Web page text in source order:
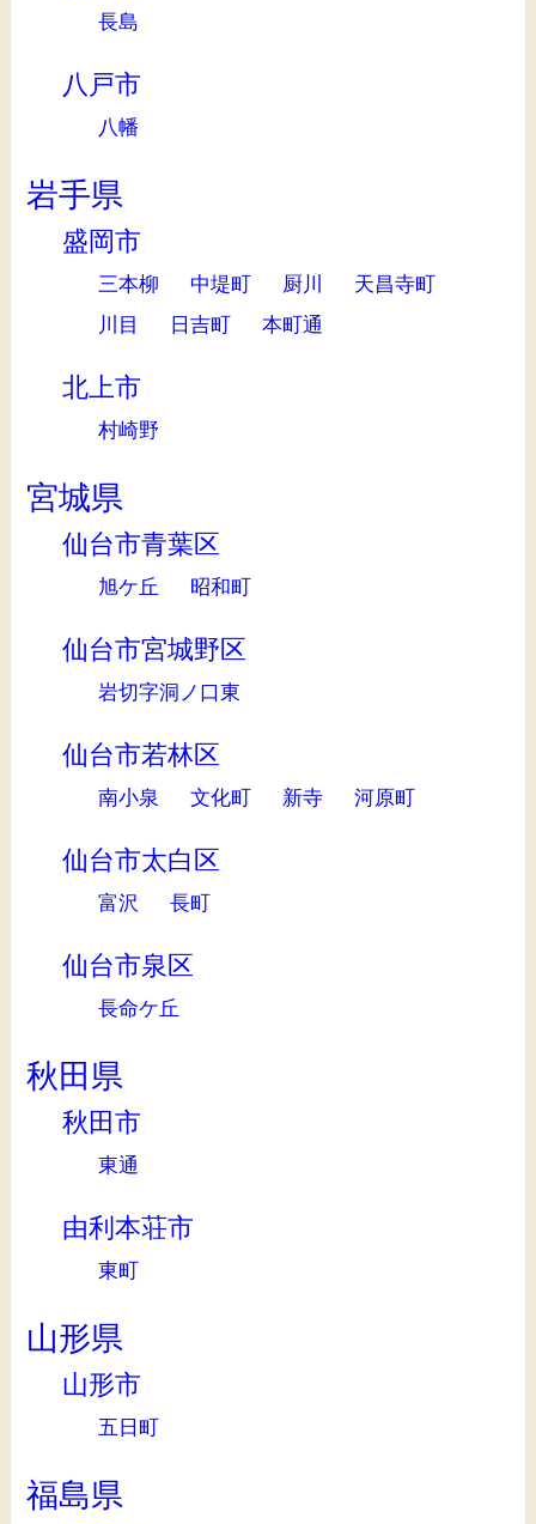
長島
八戸市
八幡
岩手県
盛岡市
三本柳 中堤町 厨川
天昌寺町
川目
日吉町 本町通
北上市
村崎野
宮城県
仙台市青葉区
旭ケ丘 昭和町
仙台市宮城野区
岩切字洞ノ口東
仙台市若林区
南小泉 文化町 新寺 河原町
仙台市太白区
富沢 長町
仙台市泉区
長命ケ丘
秋田県
秋田市
東通
由利本荘市
東町
山形県
山形市
五日町
福島県